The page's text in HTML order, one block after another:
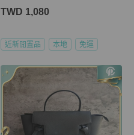
TWD 1,080
近新閒置品 本地 免運